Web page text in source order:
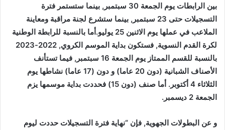
بين الرابطات يوم الجمعة 30 سبتمبر, بينما ستستمر فترة
التسجيلات حتى 23 سبتمبر, بينما ستشرع لجنة مراقبة ومعاينة
الملاعب في عملها يوم الاثنين 25 يوليو.أما بالنسبة للرابطة الوطنية
لكرة القدم النسوية, فستكون بداية الموسم الكروي, 2022-2023
بالنسبة للقسم الممتاز يوم الجمعة 16 سبتمبر, فيما تستأنف
الأصناف الشبانية (دون 20 عاما) و دون (17 عاما) نشاطها يوم
الثلاثاء 4 أكتوبر. أما صنف (دون 15) فحددت بداية موسمها يزم
الجمعة 2 ديسمبر.
و عن البطولات الجهوية, فإن “نهاية فترة التسجيلات حددت ليوم